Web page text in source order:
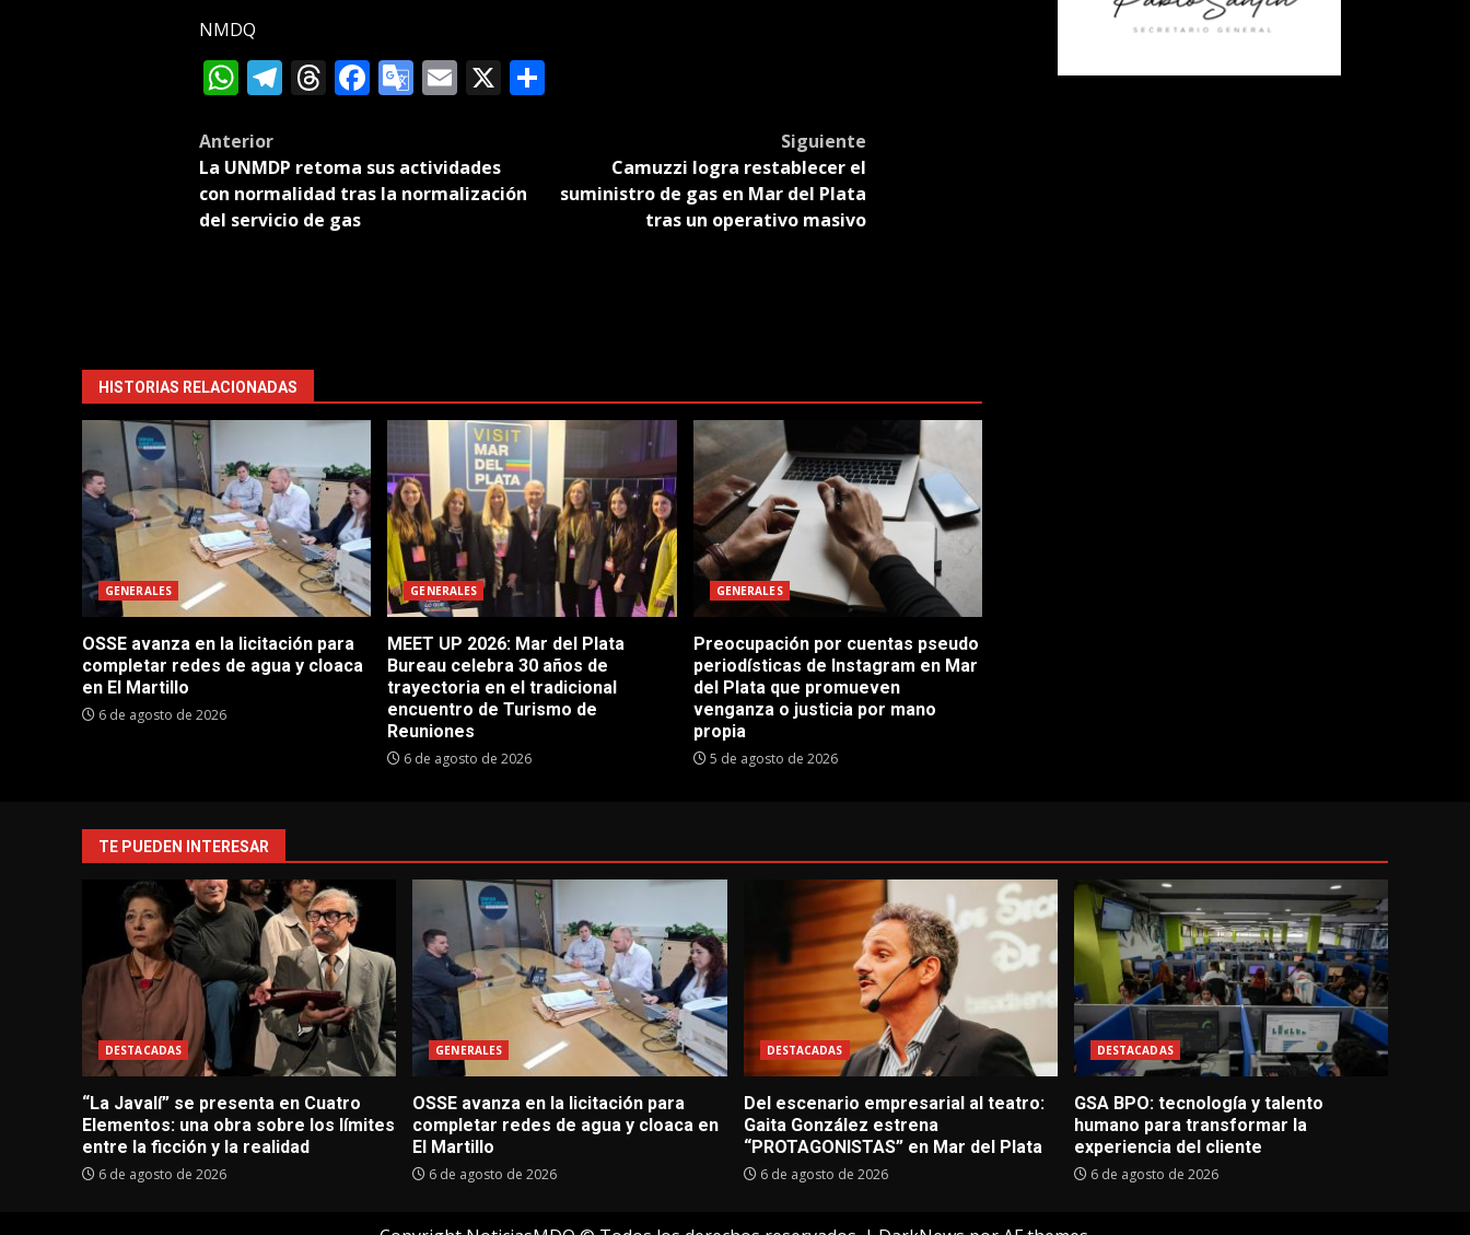
NMDQ
WhatsApp
Telegram
Threads
Facebook
Google
Email
X Compartir
Post
navigation
Anterior
La UNMDP retoma sus actividades
con normalidad tras la normalización
del servicio de gas
Siguiente
Camuzzi logra restablecer el
suministro de gas en Mar del Plata
tras un operativo masivo
HISTORIAS RELACIONADAS
GENERALES
OSSE avanza en la licitación para
completar redes de agua y cloaca
en El Martillo
6 de agosto de 2026
GENERALES
MEET UP 2026: Mar del Plata
Bureau celebra 30 años de
trayectoria en el tradicional
encuentro de Turismo de
Reuniones
6 de agosto de 2026
GENERALES
Preocupación por cuentas pseudo
periodísticas de Instagram en Mar
del Plata que promueven
venganza o justicia por mano
propia
5 de agosto de 2026
TE PUEDEN INTERESAR
DESTACADAS
“La Javalí” se presenta en Cuatro
Elementos: una obra sobre los límites
entre la ficción y la realidad
6 de agosto de 2026
GENERALES
OSSE avanza en la licitación para
completar redes de agua y cloaca en
El Martillo
6 de agosto de 2026
DESTACADAS
Del escenario empresarial al teatro:
Gaita González estrena
“PROTAGONISTAS” en Mar del Plata
6 de agosto de 2026
DESTACADAS
GSA BPO: tecnología y talento
humano para transformar la
experiencia del cliente
6 de agosto de 2026